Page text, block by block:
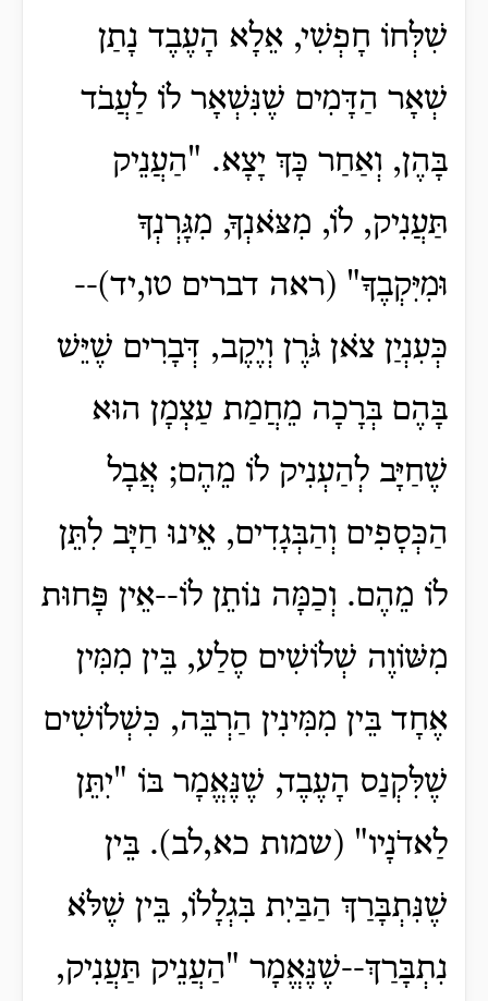
שִׁלְּחוֹ חָפְשִׁי, אֵלָא הָעֶבֶד נָתַן
שְׁאָר הַדָּמִים שֶׁנִּשְׁאָר לוֹ לַעֲבֹד
בָּהֶן, וְאַחַר כָּךְ יָצָא. "הַעֲנֵיק
תַּעֲנִיק, לוֹ, מִצֹּאנְךָ, מִגָּרְנְךָ
וּמִיִּקְבֶךָ" (ראה דברים טו,יד)--
כְּעִנְיַן צֹאן גֹּרֶן וְיֶקֶב, דְּבָרִים שֶׁיֵּשׁ
בָּהֶם בְּרָכָה מֵחֲמַת עַצְמָן הוּא
שֶׁחַיָּב לְהַעְנִיק לוֹ מֵהֶם; אֲבָל
הַכְּסָפִים וְהַבְּגָדִים, אֵינוּ חַיָּב לִתֵּן
לוֹ מֵהֶם. וְכַמָּה נוֹתֵן לוֹ--אֵין פָּחוּת
מִשּׁוֹוֶה שְׁלוֹשִׁים סֶלַע, בֵּין מִמִּין
אֶחָד בֵּין מִמִּינִין הַרְבֵּה, כִּשְׁלוֹשִׁים
שֶׁלִּקְנַס הָעֶבֶד, שֶׁנֶּאֱמָר בּוֹ "יִתֵּן
לַאדֹנָיו" (שמות כא,לב). בֵּין
שֶׁנִּתְבָּרַךְ הַבַּיִת בִּגְלָלוֹ, בֵּין שֶׁלֹּא
נִתְבָּרַךְ--שֶׁנֶּאֱמָר "הַעֲנֵיק תַּעֲנִיק,